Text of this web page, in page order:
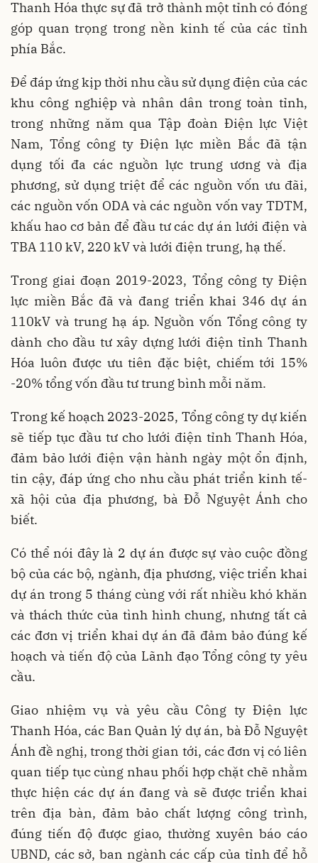
Thanh Hóa thực sự đã trở thành một tỉnh có đóng
góp quan trọng trong nền kinh tế của các tỉnh
phía Bắc.
Để đáp ứng kịp thời nhu cầu sử dụng điện của các
khu công nghiệp và nhân dân trong toàn tỉnh,
trong những năm qua Tập đoàn Điện lực Việt
Nam, Tổng công ty Điện lực miền Bắc đã tận
dụng tối đa các nguồn lực trung ương và địa
phương, sử dụng triệt để các nguồn vốn ưu đãi,
các nguồn vốn ODA và các nguồn vốn vay TDTM,
khấu hao cơ bản để đầu tư các dự án lưới điện và
TBA 110 kV, 220 kV và lưới điện trung, hạ thế.
Trong giai đoạn 2019-2023, Tổng công ty Điện
lực miền Bắc đã và đang triển khai 346 dự án
110kV và trung hạ áp. Nguồn vốn Tổng công ty
dành cho đầu tư xây dựng lưới điện tỉnh Thanh
Hóa luôn được ưu tiên đặc biệt, chiếm tới 15%
-20% tổng vốn đầu tư trung bình mỗi năm.
Trong kế hoạch 2023-2025, Tổng công ty dự kiến
sẽ tiếp tục đầu tư cho lưới điện tỉnh Thanh Hóa,
đảm bảo lưới điện vận hành ngày một ổn định,
tin cậy, đáp ứng cho nhu cầu phát triển kinh tế-
xã hội của địa phương, bà Đỗ Nguyệt Ánh cho
biết.
Có thể nói đây là 2 dự án được sự vào cuộc đồng
bộ của các bộ, ngành, địa phương, việc triển khai
dự án trong 5 tháng cùng với rất nhiều khó khăn
và thách thức của tình hình chung, nhưng tất cả
các đơn vị triển khai dự án đã đảm bảo đúng kế
hoạch và tiến độ của Lãnh đạo Tổng công ty yêu
cầu.
Giao nhiệm vụ và yêu cầu Công ty Điện lực
Thanh Hóa, các Ban Quản lý dự án, bà Đỗ Nguyệt
Ánh đề nghị, trong thời gian tới, các đơn vị có liên
quan tiếp tục cùng nhau phối hợp chặt chẽ nhằm
thực hiện các dự án đang và sẽ được triển khai
trên địa bàn, đảm bảo chất lượng công trình,
đúng tiến độ được giao, thường xuyên báo cáo
UBND, các sở, ban ngành các cấp của tỉnh để hỗ